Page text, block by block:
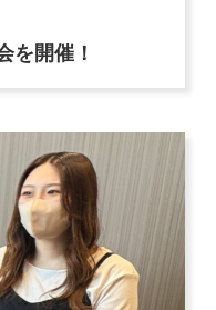
を開催！